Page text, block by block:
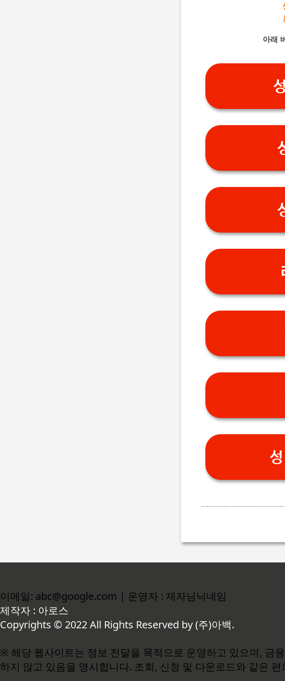
아래
이메일: abc@google.com | 운영자 : 제자님닉네임
제작자 : 아로스
Copyrights © 2022 All Rights Reserved by (주)아백.
※ 해당 웹사이트는 정보 전달을 목적으로 운영하고 있으며, 금
하지 않고 있음을 명시합니다. 조회, 신청 및 다운로드와 같은